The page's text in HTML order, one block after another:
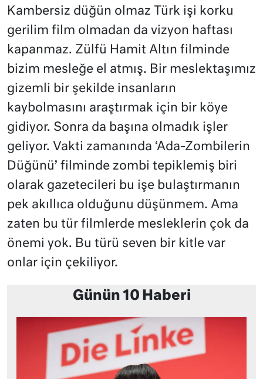
Kambersiz düğün olmaz Türk işi korku
gerilim film olmadan da vizyon haftası
kapanmaz. Zülfü Hamit Altın filminde
bizim mesleğe el atmış. Bir meslektaşımız
gizemli bir şekilde insanların
kaybolmasını araştırmak için bir köye
gidiyor. Sonra da başına olmadık işler
geliyor. Vakti zamanında ‘Ada-Zombilerin
Düğünü’ filminde zombi tepiklemiş biri
olarak gazetecileri bu işe bulaştırmanın
pek akıllıca olduğunu düşünmem. Ama
zaten bu tür filmlerde mesleklerin çok da
önemi yok. Bu türü seven bir kitle var
onlar için çekiliyor.
Günün 10 Haberi